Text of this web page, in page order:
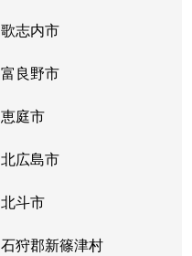
歌志内市
富良野市
恵庭市
北広島市
北斗市
石狩郡新篠津村